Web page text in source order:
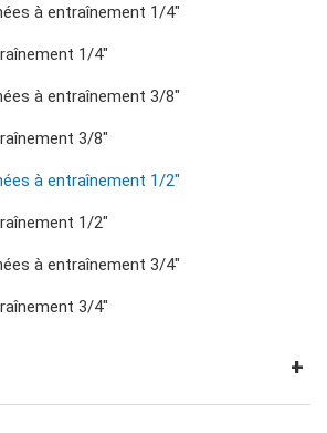
anneau
double anneau
à entraînement 1/4"
1/4"
à entraînement 3/8"
3/8"
à entraînement 1/2"
1/2"
à entraînement 3/4"
3/4"